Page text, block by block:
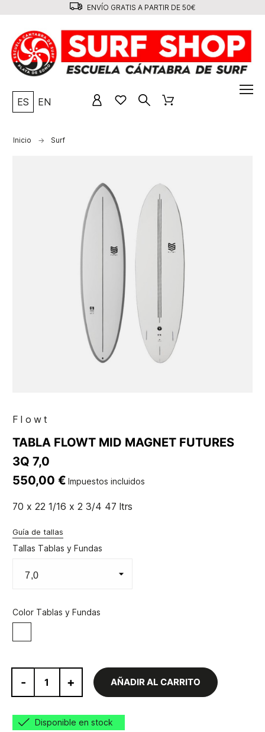
ENVÍO GRATIS A PARTIR DE 50€
ES EN
Inicio Surf
Flowt
TABLA FLOWT MID MAGNET FUTURES
3Q 7,0
550,00 € Impuestos incluidos
70 x 22 1/16 x 2 3/4 47 ltrs
Guía de tallas
Tallas Tablas y Fundas
Color Tablas y Fundas
- + AÑADIR AL CARRITO
Disponible en stock